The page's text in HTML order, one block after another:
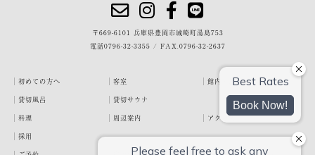
〒669-6101 兵庫県豊岡市城崎町湯島753
電話0796-32-3355 / FAX.0796-32-2637
初めての方へ 客室
館内・施設
貸切風呂
貸切サウナ
料理
周辺案内
アクセス
採用